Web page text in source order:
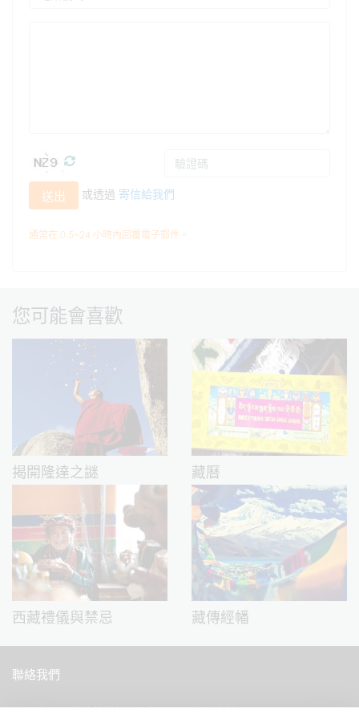
送出 或透過 寄信給我們
通常在 0.5~24 小時內回覆電子郵件。
您可能會喜歡
揭開隆達之謎 藏曆
西藏禮儀與禁忌 藏傳經幡
聯絡我們
中國西藏拉薩當惹路8號 Dava 私人會館